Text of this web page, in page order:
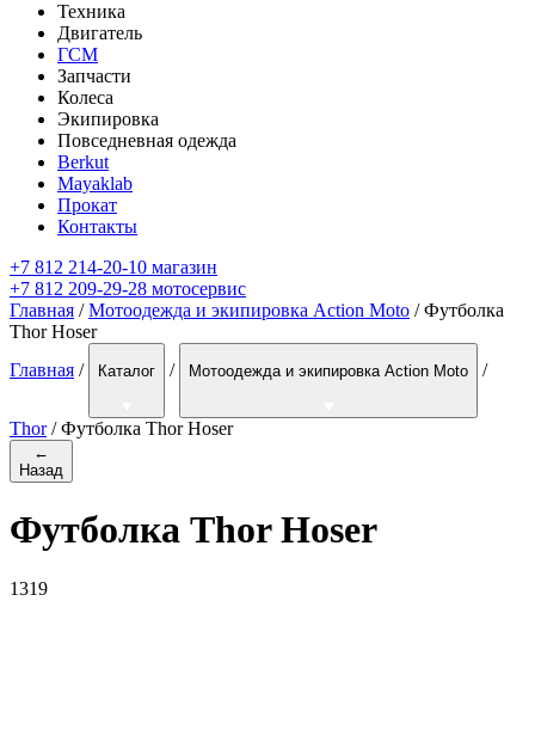
Техника
Двигатель
ГСМ
Запчасти
Колеса
Экипировка
Повседневная одежда
Berkut
Mayaklab
Прокат
Контакты
+7 812 214-20-10 магазин
+7 812 209-29-28 мотосервис
Главная /Мотоодежда и экипировка Action Moto / Футболка
Thor Hoser
Главная / Каталог / Мотоодежда и экипировка Action Moto /
Thor / Футболка Thor Hoser
←
Назад
Футболка Thor Hoser
1319